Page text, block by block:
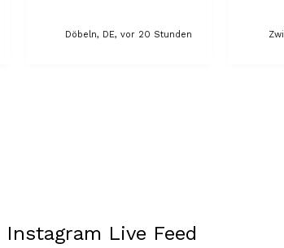
Döbeln, DE, vor 20 Stunden
Instagram Live Feed